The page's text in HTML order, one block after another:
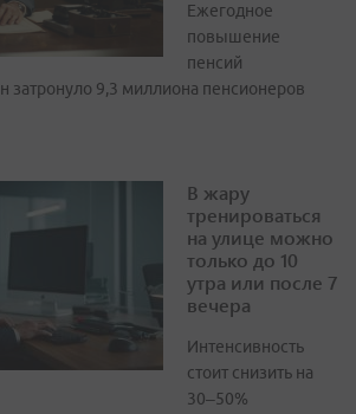
Ежегодное
повышение
пенсий
затронуло 9,3 миллиона пенсионеров
В жару
тренироваться
на улице можно
только до 10
утра или после 7
вечера
Интенсивность
стоит снизить на
30–50%